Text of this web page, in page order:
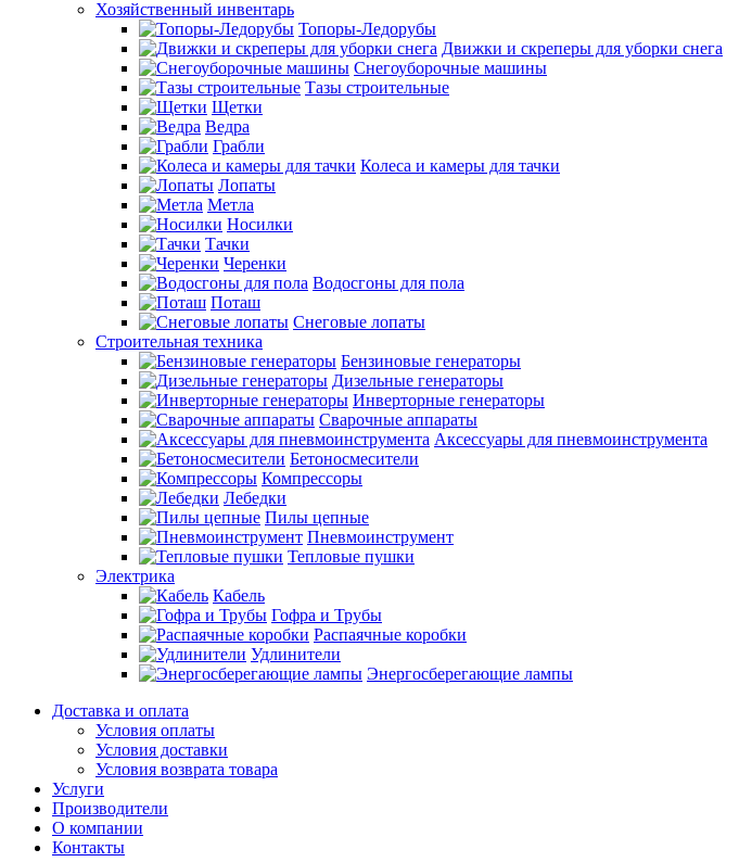
Хозяйственный инвентарь
Топоры-Ледорубы
Движки и скреперы для уборки снега
Снегоуборочные машины
Тазы строительные
Щетки
Ведра
Грабли
Колеса и камеры для тачки
Лопаты
Метла
Носилки
Тачки
Черенки
Водосгоны для пола
Поташ
Снеговые лопаты
Строительная техника
Бензиновые генераторы
Дизельные генераторы
Инверторные генераторы
Сварочные аппараты
Аксессуары для пневмоинструмента
Бетоносмесители
Компрессоры
Лебедки
Пилы цепные
Пневмоинструмент
Тепловые пушки
Электрика
Кабель
Гофра и Трубы
Распаячные коробки
Удлинители
Энергосберегающие лампы
Доставка и оплата
Условия оплаты
Условия доставки
Условия возврата товара
Услуги
Производители
О компании
Контакты